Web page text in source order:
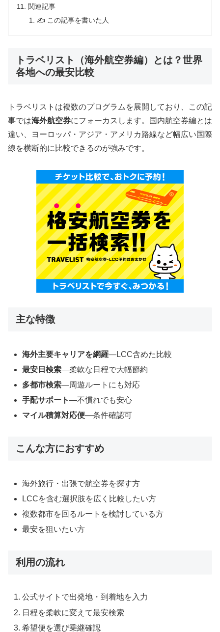
関連記事
✍️ この記事を書いた人
トラベリスト（海外航空券編）とは？世界
各地への最安比較
トラベリストは複数のプログラムを展開しており、この記
事では海外航空券にフォーカスします。国内航空券編とは
違い、ヨーロッパ・アジア・アメリカ路線など幅広い国際
線を横断的に比較できるのが強みです。
主な特徴
海外主要キャリアを網羅―LCC含めた比較
最安日検索―柔軟な日程で大幅節約
多都市検索―周遊ルートにも対応
手配サポート―不慣れでも安心
マイル積算対応便―条件確認可
こんな方におすすめ
海外旅行・出張で航空券を探す方
LCCを含む選択肢を広く比較したい方
複数都市を回るルートを検討している方
最安を狙いたい方
利用の流れ
公式サイトで出発地・到着地を入力
日程を柔軟に変えて最安検索
希望便を選び乗継確認